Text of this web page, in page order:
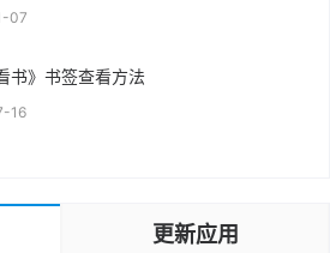
07
书》书签查看方法
16
更新应用